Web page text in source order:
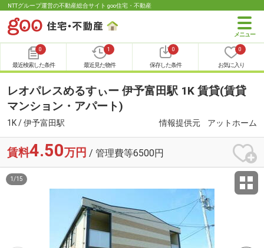
NTTグループ運営の不動産総合サイト goo住宅・不動産
0
最近検索した条件
1
最近見た物件
0
保存した条件
0
お気に入り
レオパレスめるすぃー 伊予富田駅 1K 賃貸(賃貸
マンション・アパート)
1K / 伊予富田駅 情報提供元 アットホーム
賃料4.50万円 / 管理費等6500円
1 /15